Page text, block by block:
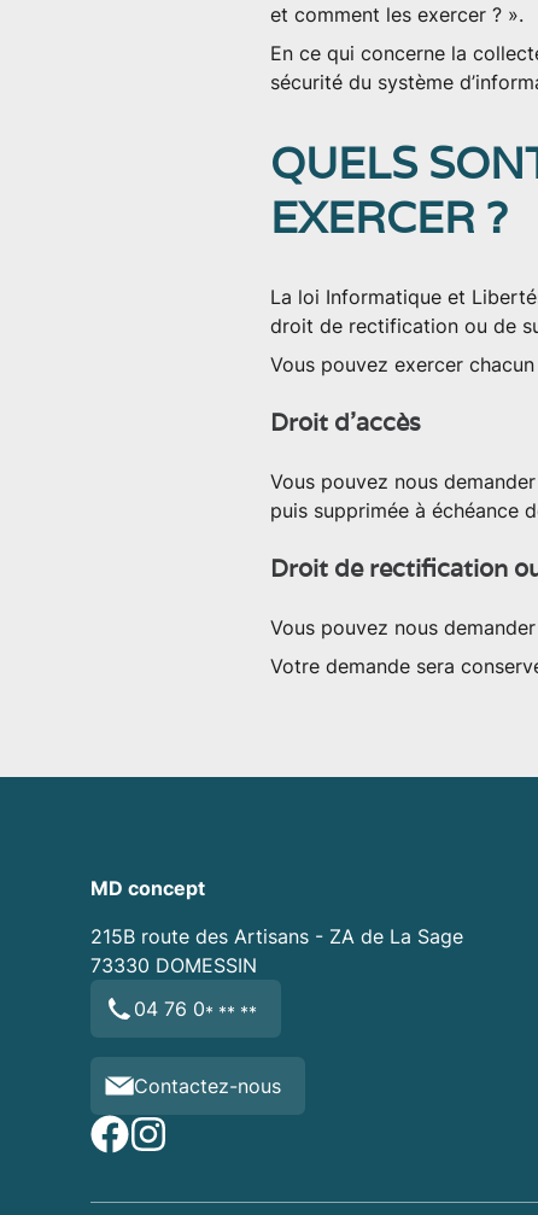
et comment les exercer ? ».
En ce qui concerne la
sécurité du système
QUELS
EXERCER ?
La loi Informatique et
droit de rectification ou de
Vous pouvez exercer
Droit d’accès
Vous pouvez nous
puis supprimée à échéance
Droit de rectification
Vous pouvez nous
Votre demande sera
MD concept
215B route des Artisans - ZA de La Sage
73330 DOMESSIN
04 76 0* ** **
Contactez-nous